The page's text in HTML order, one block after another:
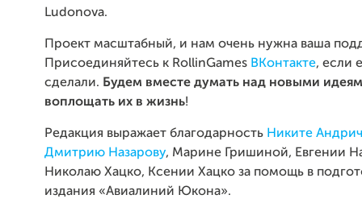
Ludonova.
Проект масштабный, и нам очень нужна ваша
Присоединяйтесь к RollinGames ВКонтакте, если
сделали. Будем вместе думать над новыми
воплощать их в жизнь!
Редакция выражает благодарность Никите
Дмитрию Назарову, Марине Гришиной, Евгении
Николаю Хацко, Ксении Хацко за помощь в
издания «Авиалиний Юкона».